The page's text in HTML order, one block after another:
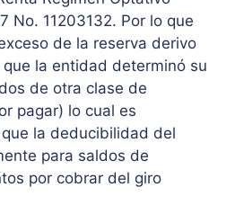
No. 11203132. Por lo que
de la reserva derivo
la entidad determinó su
de otra clase de
pagar) lo cual es
la deducibilidad del
para saldos de
por cobrar del giro